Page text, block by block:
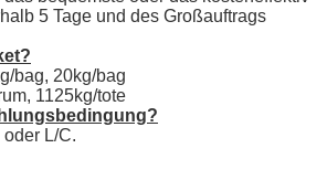
5 Tage und des Großauftrags
bag, 20kg/bag
1125kg/tote
L/C.